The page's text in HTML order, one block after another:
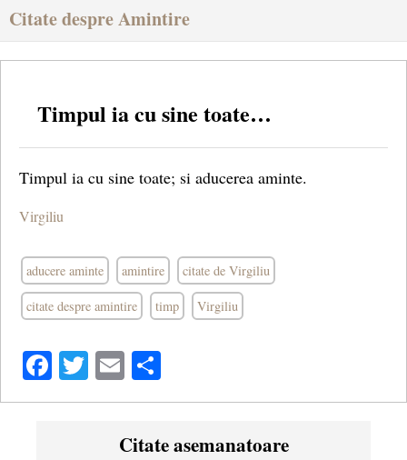
Citate despre Amintire
Timpul ia cu sine toate…
Timpul ia cu sine toate; si aducerea aminte.
Virgiliu
aducere aminte amintire citate de Virgiliu
citate despre amintire timp Virgiliu
Facebook
Twitter
Email
Citate asemanatoare